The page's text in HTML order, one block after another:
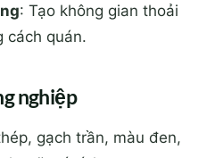
: Tạo không gian thoải
cách quán.
nghiệp
gạch trần, màu đen,